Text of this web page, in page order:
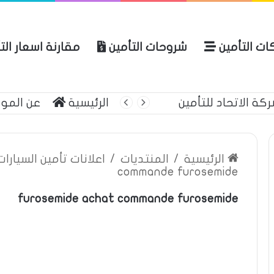
التأمين شروحات التأمين مقارنة اسعار
الاتحاد للتأمين الرئيسية عن
الرئيسية / المنتديات / اعلانات تأمين
commande furosemide
furosemide achat commande furosemide